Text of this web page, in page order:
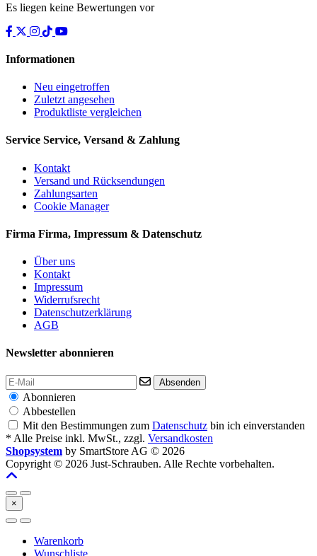
Es liegen keine Bewertungen vor
Informationen
Neu eingetroffen
Zuletzt angesehen
Produktliste vergleichen
Service Service, Versand & Zahlung
Kontakt
Versand und Rücksendungen
Zahlungsarten
Cookie Manager
Firma Firma, Impressum & Datenschutz
Über uns
Kontakt
Impressum
Widerrufsrecht
Datenschutzerklärung
AGB
Newsletter abonnieren
Absenden
Abonnieren
Abbestellen
Mit den Bestimmungen zum Datenschutz bin ich einverstanden
* Alle Preise inkl. MwSt., zzgl. Versandkosten
Shopsystem by SmartStore AG © 2026
Copyright © 2026 Just-Schrauben. Alle Rechte vorbehalten.
×
Warenkorb
Wunschliste